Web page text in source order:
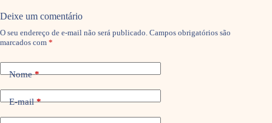
Deixe um comentário
O seu endereço de e-mail não será publicado. Campos obrigatórios são
marcados com *
Nome*
E-mail*